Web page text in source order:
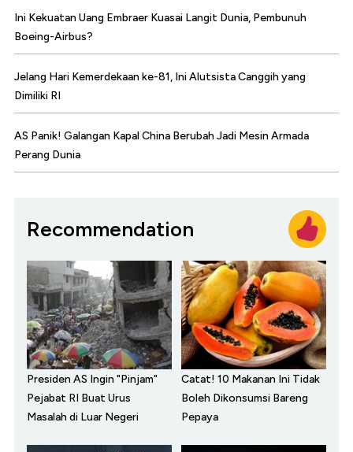
Ini Kekuatan Uang Embraer Kuasai Langit Dunia, Pembunuh
Boeing-Airbus?
Jelang Hari Kemerdekaan ke-81, Ini Alutsista Canggih yang
Dimiliki RI
AS Panik! Galangan Kapal China Berubah Jadi Mesin Armada
Perang Dunia
Recommendation
Presiden AS Ingin "Pinjam"
Pejabat RI Buat Urus
Masalah di Luar Negeri
Catat! 10 Makanan Ini Tidak
Boleh Dikonsumsi Bareng
Pepaya